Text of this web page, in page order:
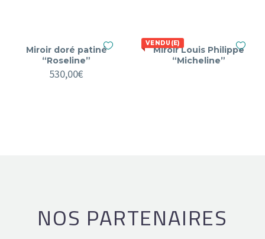
Miroir doré patiné
“Roseline”
530,00€
VENDU(E)
Miroir Louis Philippe
“Micheline”
NOS PARTENAIRES